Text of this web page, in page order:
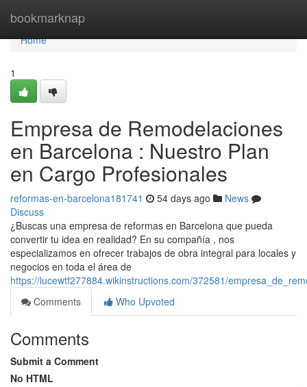
bookmarknap
Home
Home
1
Empresa de Remodelaciones
en Barcelona : Nuestro Plan
en Cargo Profesionales
reformas-en-barcelona181741 54 days ago
News
Discuss
¿Buscas una empresa de reformas en Barcelona que pueda
convertir tu idea en realidad? En su compañía , nos
especializamos en ofrecer trabajos de obra integral para locales y
negocios en toda el área de
https://lucewtf277884.wikinstructions.com/372581/
Comments
Who Upvoted
Comments
Submit a Comment
No HTML